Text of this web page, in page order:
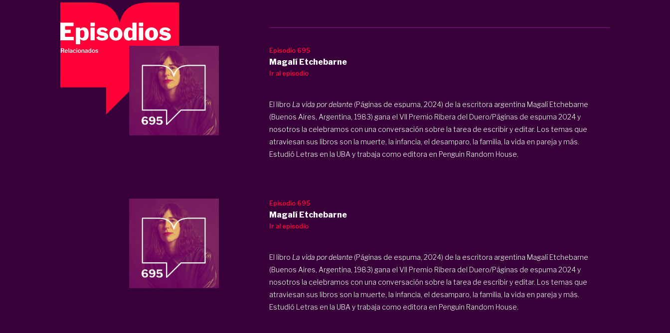
Episodio 695
Magalí Etchebarne
Ir al episodio
El libro La vida por delante(Páginas de espuma, 2024) de la escritora argentina Magalí Etchebarne
(Buenos Aires, Argentina, 1983) gana el VII Premio Ribera del Duero/Páginas de espuma 2024 y
nosotros la celebramos con una conversación sobre la tarea de escribir y editar. Los temas que
atraviesan sus libros son la muerte, la infancia, el desamparo, la familia, la vida en pareja y más.
Estudió Letras en la UBA y trabaja como editora en Penguin Random House.
Episodio 695
Magalí Etchebarne
Ir al episodio
El libro La vida por delante(Páginas de espuma, 2024) de la escritora argentina Magalí Etchebarne
(Buenos Aires, Argentina, 1983) gana el VII Premio Ribera del Duero/Páginas de espuma 2024 y
nosotros la celebramos con una conversación sobre la tarea de escribir y editar. Los temas que
atraviesan sus libros son la muerte, la infancia, el desamparo, la familia, la vida en pareja y más.
Estudió Letras en la UBA y trabaja como editora en Penguin Random House.